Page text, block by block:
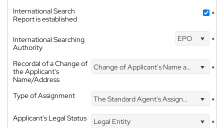
International Search
Report is established
*
International Searching
Authority
EPO *
Recordal of a Change of
the Applicant's
Name/Address
Change of Applicant's Name and Address *
Type of Assignment The Standard Agent's Assignment
*
Applicant's Legal Status
Legal Entity
*